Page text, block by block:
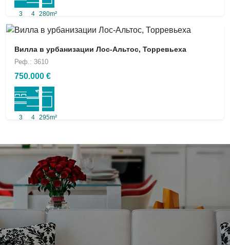
3 4 280m²
Вилла в урбанизации Лос-Альтос, Торревьеха
Реф.: 3610
750.000 €
3 4 295m²